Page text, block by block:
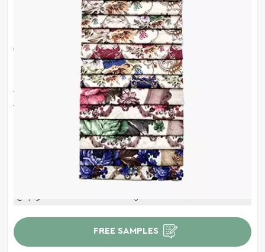
والصوف هو نوع من مواد النسيج التي تجمع بين نسيج القطن
والصوف وطبقة من رقائق الطباعة. ينتج عن هذا نسيج ذو
ملمس فائق النعومة وتشطيب معدني ، وتتمثل سمة هذا
القماش في أنه غالبًا ما يستخدم لأغراض الموضة والديكور ،
مثل الملابس وديكور المنزل والإكسسوارات. تتمتع بمظهر
100% cotton
upholstery fabric,home decor
LC at sight,TT
Made in China
FREE SAMPLES